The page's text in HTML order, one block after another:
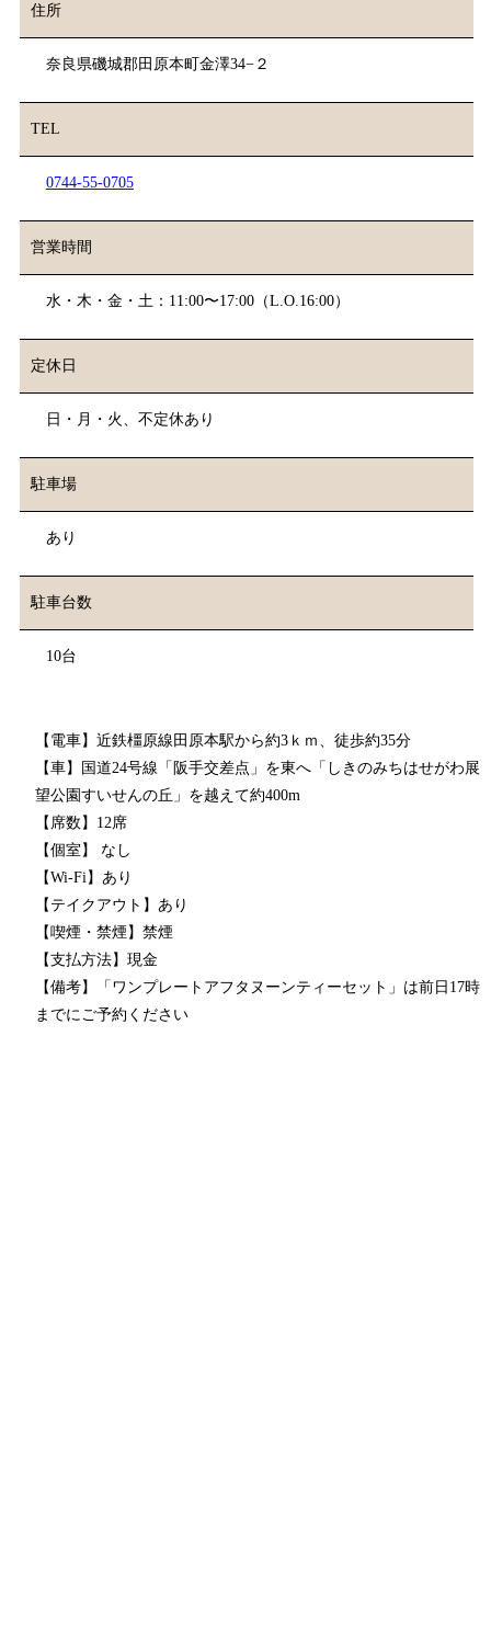
住所
奈良県磯城郡田原本町金澤34−２
TEL
0744-55-0705
営業時間
水・木・金・土：11:00〜17:00（L.O.16:00）
定休日
日・月・火、不定休あり
駐車場
あり
駐車台数
10台
【電⾞】近鉄橿原線田原本駅から約3ｋｍ、徒歩約35分
【車】国道24号線「阪手交差点」を東へ「しきのみちはせがわ展
望公園すいせんの丘」を越えて約400m
【席数】12席
【個室】 なし
【Wi-Fi】あり
【テイクアウト】あり
【喫煙・禁煙】禁煙
【⽀払⽅法】現⾦
【備考】「ワンプレートアフタヌーンティーセット」は前日17時
までにご予約ください